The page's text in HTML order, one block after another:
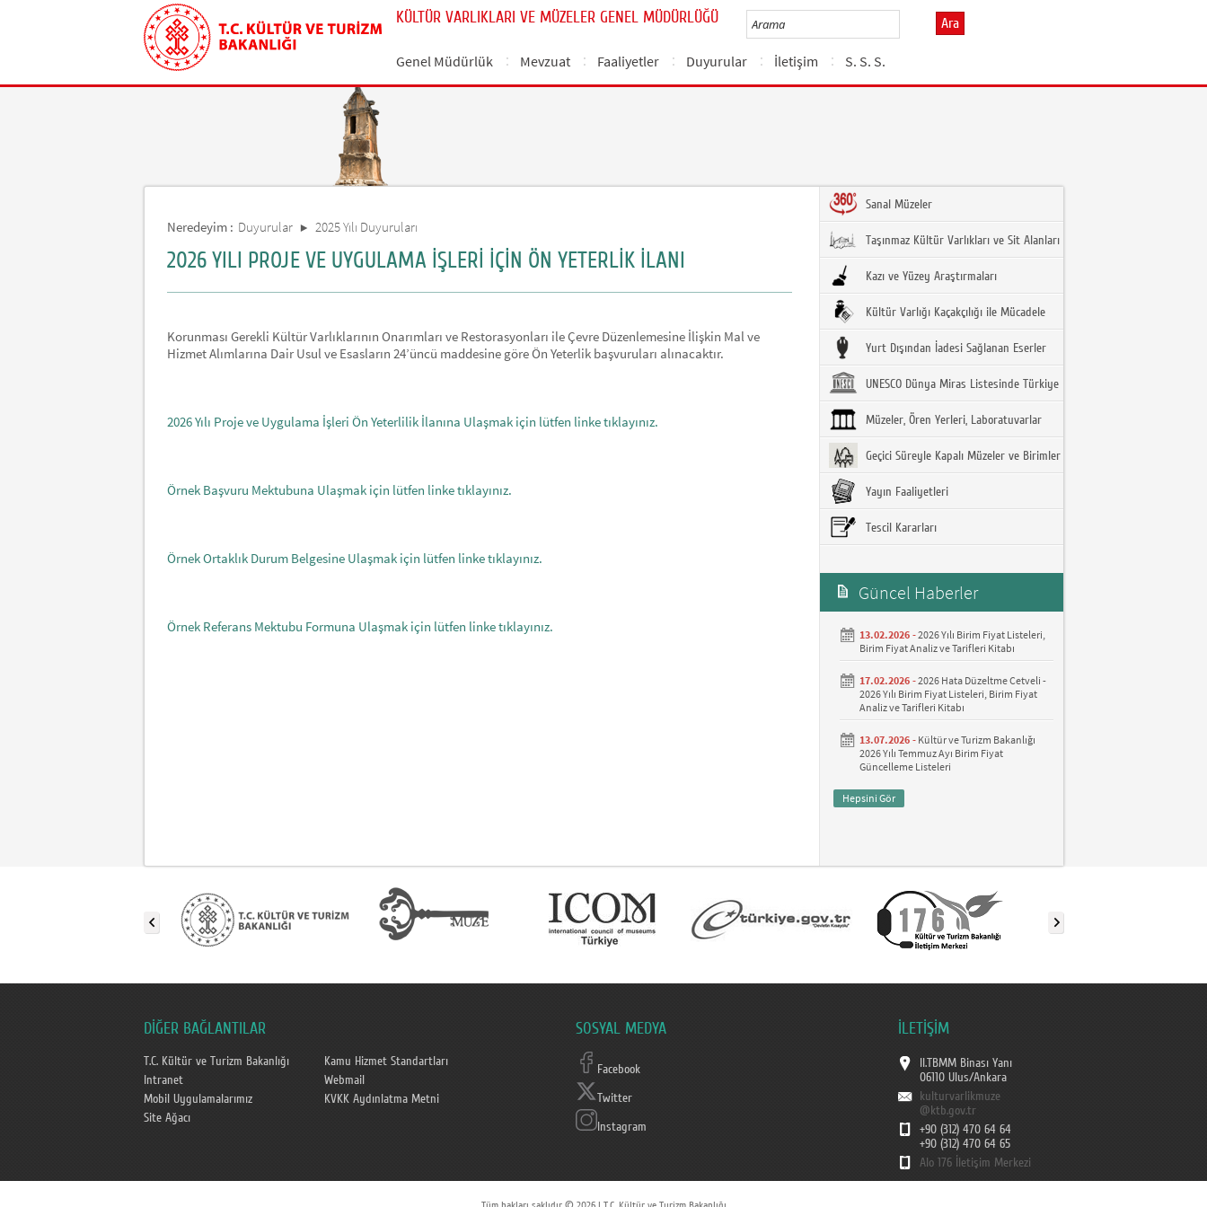
KÜLTÜR VARLIKLARI VE MÜZELER GENEL MÜDÜRLÜĞÜ Ara
Genel Müdürlük Mevzuat Faaliyetler Duyurular İletişim S. S. S.
Neredeyim : Duyurular 2025 Yılı Duyuruları
2026 YILI PROJE VE UYGULAMA İŞLERİ İÇİN ÖN YETERLİK İLANI
Korunması Gerekli Kültür Varlıklarının Onarımları ve Restorasyonları ile Çevre Düzenlemesine İlişkin Mal ve
Hizmet Alımlarına Dair Usul ve Esasların 24’üncü maddesine göre Ön Yeterlik başvuruları alınacaktır.
2026 Yılı Proje ve Uygulama İşleri Ön Yeterlilik İlanına Ulaşmak için lütfen linke tıklayınız.
Örnek Başvuru Mektubuna Ulaşmak için lütfen linke tıklayınız.
Örnek Ortaklık Durum Belgesine Ulaşmak için lütfen linke tıklayınız.
Örnek Referans Mektubu Formuna Ulaşmak için lütfen linke tıklayınız.
Sanal Müzeler
Taşınmaz Kültür Varlıkları ve Sit Alanları
Kazı ve Yüzey Araştırmaları
Kültür Varlığı Kaçakçılığı ile Mücadele
Yurt Dışından İadesi Sağlanan Eserler
UNESCO Dünya Miras Listesinde Türkiye
Müzeler, Ören Yerleri, Laboratuvarlar
Geçici Süreyle Kapalı Müzeler ve Birimler
Yayın Faaliyetleri
Tescil Kararları
Güncel Haberler
13.02.2026 -2026 Yılı Birim Fiyat Listeleri,
Birim Fiyat Analiz ve Tarifleri Kitabı
17.02.2026 -2026 Hata Düzeltme Cetveli -
2026 Yılı Birim Fiyat Listeleri, Birim Fiyat
Analiz ve Tarifleri Kitabı
13.07.2026 - Kültür ve Turizm Bakanlığı
2026 Yılı Temmuz Ayı Birim Fiyat
Güncelleme Listeleri
Hepsini Gör
DİĞER BAĞLANTILAR
T.C. Kültür ve Turizm Bakanlığı
Kamu Hizmet Standartları
Intranet
Webmail
Mobil Uygulamalarımız
KVKK Aydınlatma Metni
Site Ağacı
SOSYAL MEDYA
Facebook
Twitter
Instagram
İLETİŞİM
II.TBMM Binası Yanı
06110 Ulus/Ankara
kulturvarlikmuze
@ktb.gov.tr
+90 (312) 470 64 64
+90 (312) 470 64 65
Alo 176 İletişim Merkezi